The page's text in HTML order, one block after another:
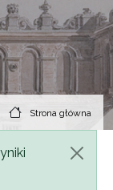
Strona główna